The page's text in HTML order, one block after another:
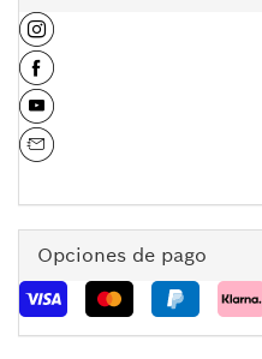
Opciones de pago